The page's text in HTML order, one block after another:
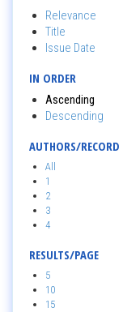
Relevance
Title
Issue Date
IN ORDER
Ascending
Descending
AUTHORS/RECORD
All
1
2
3
4
RESULTS/PAGE
5
10
15